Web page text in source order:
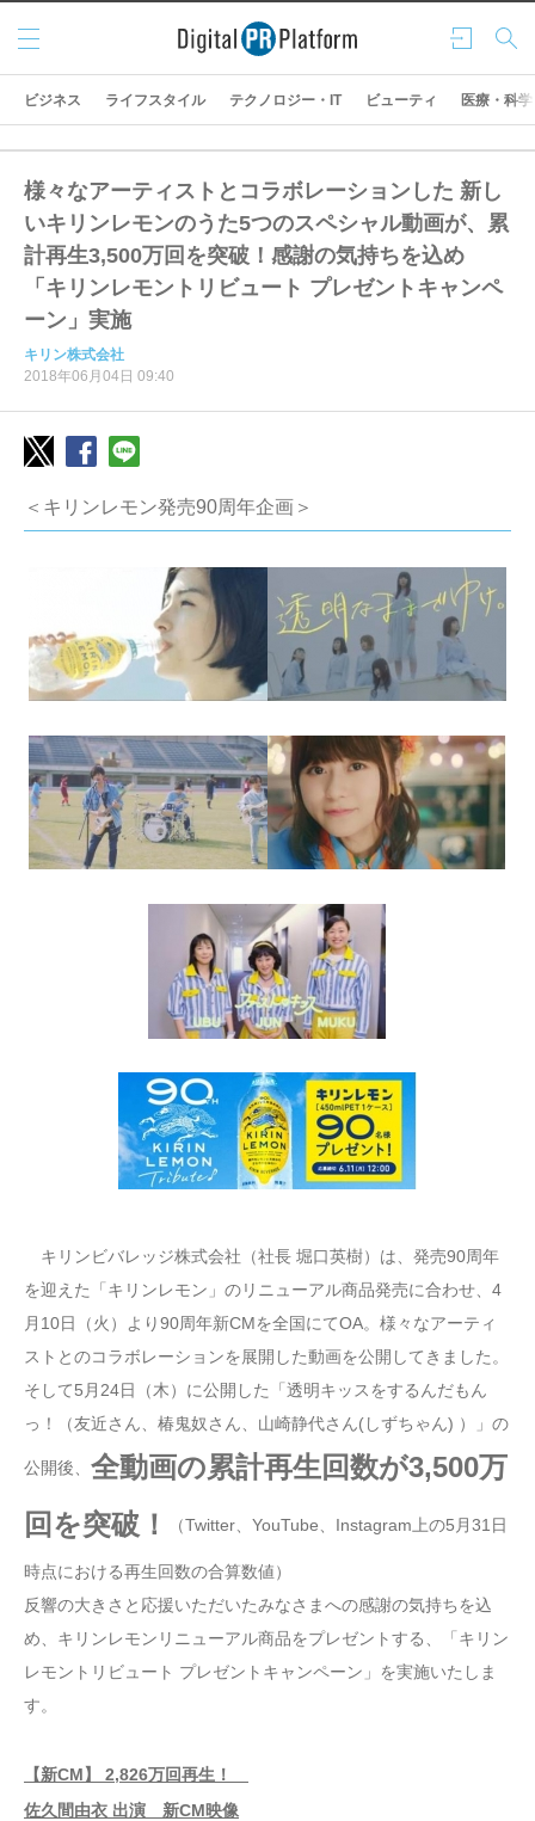
ログ
イン
検索
メニ
ュー
ビジネス ライフスタイル テクノロジー・IT ビューティ 医療・科学
様々なアーティストとコラボレーションした 新し
いキリンレモンのうた5つのスペシャル動画が、累
計再生3,500万回を突破！感謝の気持ちを込め
「キリンレモントリビュート プレゼントキャンペ
ーン」実施
キリン株式会社
2018年06月04日 09:40
＜キリンレモン発売90周年企画＞
キリンビバレッジ株式会社（社長 堀口英樹）は、発売90周年
を迎えた「キリンレモン」のリニューアル商品発売に合わせ、4
月10日（火）より90周年新CMを全国にてOA。様々なアーティ
ストとのコラボレーションを展開した動画を公開してきました。
そして5月24日（木）に公開した「透明キッスをするんだもん
っ！（友近さん、椿鬼奴さん、山崎静代さん(しずちゃん) ）」の
公開後、 全動画の累計再生回数が3,500万
回を突破！
（Twitter、YouTube、Instagram上の5月31日
時点における再生回数の合算数値）
反響の大きさと応援いただいたみなさまへの感謝の気持ちを込
め、キリンレモンリニューアル商品をプレゼントする、「キリン
レモントリビュート プレゼントキャンペーン」を実施いたしま
す。
【新CM】 2,826万回再生！
佐久間由衣 出演 新CM映像